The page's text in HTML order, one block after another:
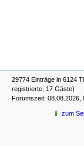
29774 Einträge in 6124
registrierte, 17 Gäste)
Forumszeit: 08.08.2026,
zum